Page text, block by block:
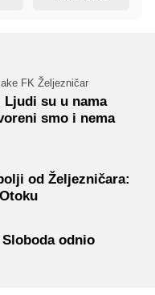
FK Željezničar
su u nama
smo i nema
od Željezničara:
odnio